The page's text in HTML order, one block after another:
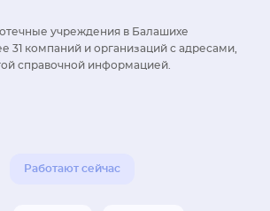
учреждения в Балашихе
31 компаний и организаций с адресами,
справочной информацией.
Работают сейчас